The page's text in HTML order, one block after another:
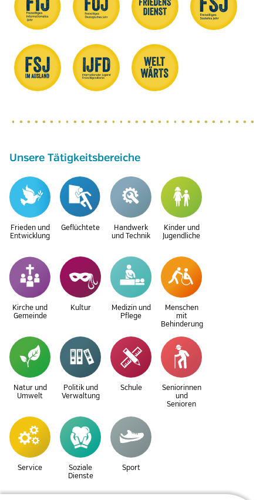
Unsere Tätigkeitsbereiche
Frieden und
Entwicklung
Geflüchtete
Handwerk
und Technik
Kinder und
Jugendliche
Kirche und
Gemeinde
Kultur
Medizin und
Pflege
Menschen
mit
Behinderung
Natur und
Umwelt
Politik und
Verwaltung
Schule
Seniorinnen
und
Senioren
Service
Soziale
Dienste
Sport